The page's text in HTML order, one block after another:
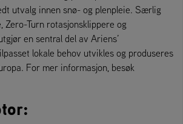
utvalg innen snø- og plenpleie. Særlig
Turn rotasjonsklippere og
en sentral del av Ariens’
lokale behov utvikles og produseres
For mer informasjon, besøk